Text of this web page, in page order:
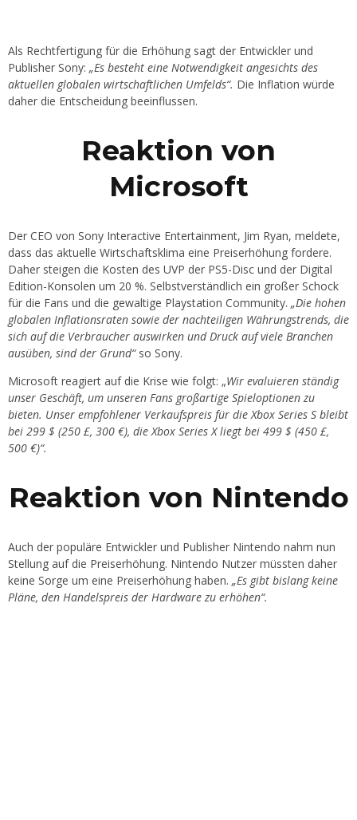
Als Rechtfertigung für die Erhöhung sagt der Entwickler und
Publisher Sony: „Es besteht eine Notwendigkeit angesichts des
aktuellen globalen wirtschaftlichen Umfelds“. Die Inflation würde
daher die Entscheidung beeinflussen.
Reaktion von
Microsoft
Der CEO von Sony Interactive Entertainment, Jim Ryan, meldete,
dass das aktuelle Wirtschaftsklima eine Preiserhöhung fordere.
Daher steigen die Kosten des UVP der PS5-Disc und der Digital
Edition-Konsolen um 20 %. Selbstverständlich ein großer Schock
für die Fans und die gewaltige Playstation Community. „Die hohen
globalen Inflationsraten sowie der nachteiligen Währungstrends, die
sich auf die Verbraucher auswirken und Druck auf viele Branchen
ausüben, sind der Grund“so Sony.
Microsoft reagiert auf die Krise wie folgt: „Wir evaluieren ständig
unser Geschäft, um unseren Fans großartige Spieloptionen zu
bieten. Unser empfohlener Verkaufspreis für die Xbox Series S bleibt
bei 299 $ (250 £, 300 €), die Xbox Series X liegt bei 499 $ (450 £,
500 €)“.
Reaktion von Nintendo
Auch der populäre Entwickler und Publisher Nintendo nahm nun
Stellung auf die Preiserhöhung. Nintendo Nutzer müssten daher
keine Sorge um eine Preiserhöhung haben. „Es gibt bislang keine
Pläne, den Handelspreis der Hardware zu erhöhen“.